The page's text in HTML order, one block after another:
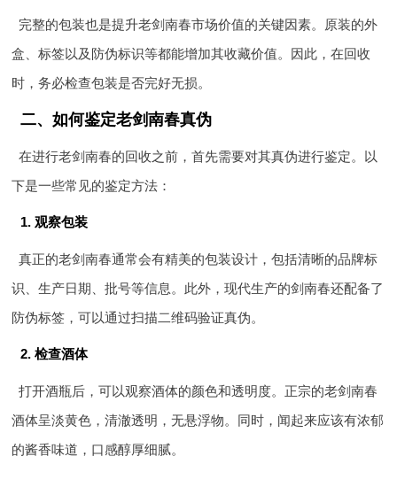
完整的包装也是提升老剑南春市场价值的关键因素。原装的外
盒、标签以及防伪标识等都能增加其收藏价值。因此，在回收
时，务必检查包装是否完好无损。
二、如何鉴定老剑南春真伪
在进行老剑南春的回收之前，首先需要对其真伪进行鉴定。以
下是一些常见的鉴定方法：
1. 观察包装
真正的老剑南春通常会有精美的包装设计，包括清晰的品牌标
识、生产日期、批号等信息。此外，现代生产的剑南春还配备了
防伪标签，可以通过扫描二维码验证真伪。
2. 检查酒体
打开酒瓶后，可以观察酒体的颜色和透明度。正宗的老剑南春
酒体呈淡黄色，清澈透明，无悬浮物。同时，闻起来应该有浓郁
的酱香味道，口感醇厚细腻。